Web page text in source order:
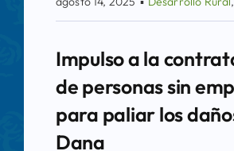
Impulso a la
de personas sin
para paliar los
Dana